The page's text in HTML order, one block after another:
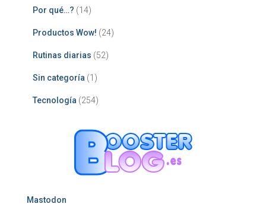
Por qué…? (14)
Productos Wow! (24)
Rutinas diarias (52)
Sin categoría (1)
Tecnología (254)
Mastodon